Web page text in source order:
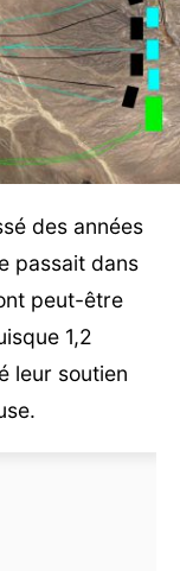
des années
passait dans
peut-être
1,2
leur soutien